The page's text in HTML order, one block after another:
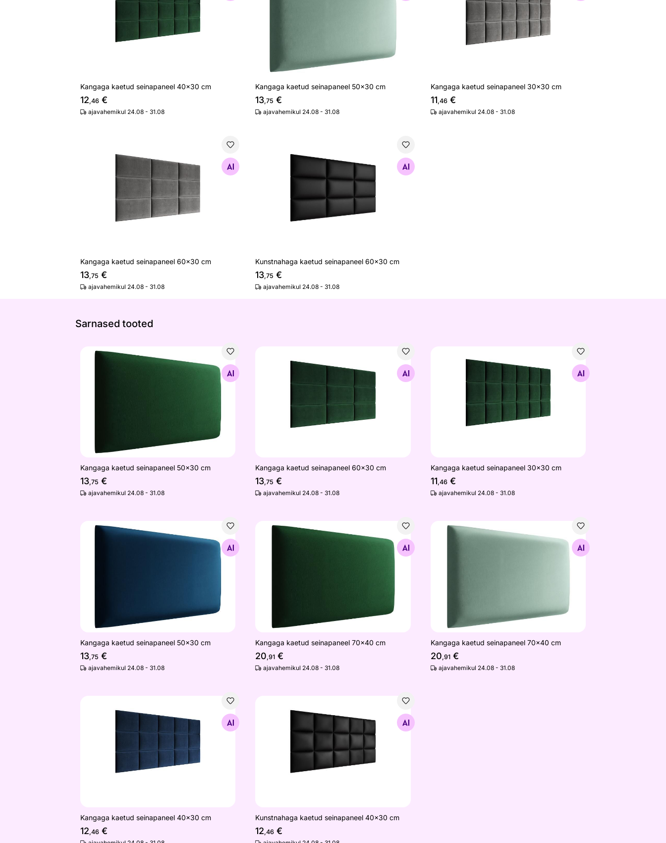
Kangaga kaetud seinapaneel 40x30 cm
12,46 €
ajavahemikul 24.08 - 31.08
Kangaga kaetud seinapaneel 50x30 cm
13,75 €
ajavahemikul 24.08 - 31.08
Kangaga kaetud seinapaneel 30x30 cm
11,46€
ajavahemikul 24.08 - 31.08
Otsi sarnaseid
Kangaga kaetud seinapaneel 60x30 cm
13,75 €
ajavahemikul 24.08 - 31.08
Kunstnahaga kaetud seinapaneel 60x30 cm
Otsi sarnaseid
Kunstnahaga kaetud seinapaneel 60x30 cm
13,75 €
ajavahemikul 24.08 - 31.08
Sarnased tooted
Kangaga kaetud seinapaneel 50x30 cm
Otsi sarnaseid
Kangaga kaetud seinapaneel 50x30 cm
13,75 €
ajavahemikul 24.08 - 31.08
Kangaga kaetud seinapaneel 60x30 cm
Otsi sarnaseid
Kangaga kaetud seinapaneel 60x30 cm
13,75 €
ajavahemikul 24.08 - 31.08
Kangaga kaetud seinapaneel 30x30 cm
Otsi sarnaseid
Kangaga kaetud seinapaneel 30x30 cm
11,46€
ajavahemikul 24.08 - 31.08
Kangaga kaetud seinapaneel 50x30 cm
Otsi sarnaseid
Kangaga kaetud seinapaneel 50x30 cm
13,75 €
ajavahemikul 24.08 - 31.08
Kangaga kaetud seinapaneel 70x40 cm
Otsi sarnaseid
Kangaga kaetud seinapaneel 70x40 cm
20,91 €
ajavahemikul 24.08 - 31.08
Kangaga kaetud seinapaneel 70x40 cm
Kangaga kaetud seinapaneel 70x40 cm
20,91€
ajavahemikul 24.08 - 31.08
Otsi sarnaseid
Kangaga kaetud seinapaneel 40x30 cm
12,46 €
Kunstnahaga kaetud seinapaneel 40x30 cm
Otsi sarnaseid
Kunstnahaga kaetud seinapaneel 40x30 cm
12,46 €